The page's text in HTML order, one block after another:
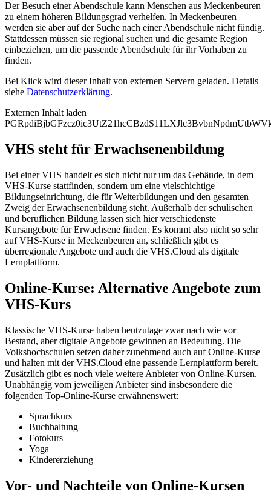
Der Besuch einer Abendschule kann Menschen aus Meckenbeuren
zu einem höheren Bildungsgrad verhelfen. In Meckenbeuren
werden sie aber auf der Suche nach einer Abendschule nicht fündig.
Stattdessen müssen sie regional suchen und die gesamte Region
einbeziehen, um die passende Abendschule für ihr Vorhaben zu
finden.
Bei Klick wird dieser Inhalt von externen Servern geladen. Details
siehe Datenschutzerklärung.
Externen Inhalt laden
VHS steht für Erwachsenenbildung
Bei einer VHS handelt es sich nicht nur um das Gebäude, in dem
VHS-Kurse stattfinden, sondern um eine vielschichtige
Bildungseinrichtung, die für Weiterbildungen und den gesamten
Zweig der Erwachsenenbildung steht. Außerhalb der schulischen
und beruflichen Bildung lassen sich hier verschiedenste
Kursangebote für Erwachsene finden. Es kommt also nicht so sehr
auf VHS-Kurse in Meckenbeuren an, schließlich gibt es
überregionale Angebote und auch die VHS.Cloud als digitale
Lernplattform.
Online-Kurse: Alternative Angebote zum
VHS-Kurs
Klassische VHS-Kurse haben heutzutage zwar nach wie vor
Bestand, aber digitale Angebote gewinnen an Bedeutung. Die
Volkshochschulen setzen daher zunehmend auch auf Online-Kurse
und halten mit der VHS.Cloud eine passende Lernplattform bereit.
Zusätzlich gibt es noch viele weitere Anbieter von Online-Kursen.
Unabhängig vom jeweiligen Anbieter sind insbesondere die
folgenden Top-Online-Kurse erwähnenswert:
Sprachkurs
Buchhaltung
Fotokurs
Yoga
Kindererziehung
Vor- und Nachteile von Online-Kursen